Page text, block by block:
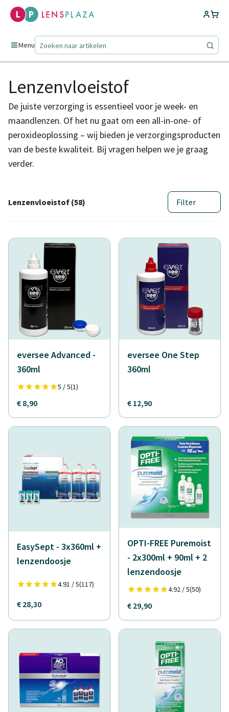
Menu
Lenzenvloeistof
De juiste verzorging is essentieel voor je week- en
maandlenzen. Of het nu gaat om een all-in-one- of
peroxideoplossing – wij bieden je verzorgingsproducten
van de beste kwaliteit. Bij vragen helpen we je graag
verder.
Lenzenvloeistof (58) Filter
eversee Advanced -
360ml
5 / 5(1)
€ 8,90
eversee One Step
360ml
€ 12,90
EasySept - 3x360ml +
lenzendoosje
4.91 / 5(117)
€ 28,30
OPTI-FREE Puremoist
- 2x300ml + 90ml + 2
lenzendoosje
4.92 / 5(50)
€ 29,90